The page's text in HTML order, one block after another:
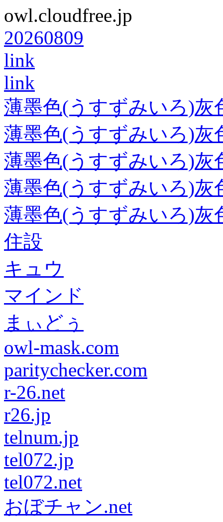
owl.cloudfree.jp
20260809
link
link
薄墨色(うすずみいろ)灰
薄墨色(うすずみいろ)灰
薄墨色(うすずみいろ)灰
薄墨色(うすずみいろ)灰
薄墨色(うすずみいろ)灰
住設
キュウ
マインド
まぃどぅ
owl-mask.com
paritychecker.com
r-26.net
r26.jp
telnum.jp
tel072.jp
tel072.net
おぼチャン.net